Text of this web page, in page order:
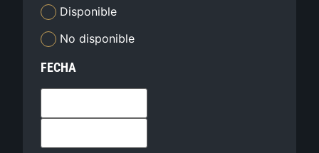
Disponible
No disponible
FECHA